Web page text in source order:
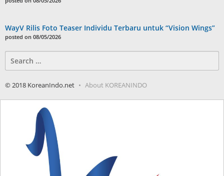
WayV Rilis Foto Teaser Individu Terbaru untuk “Vision Wings”
posted on 08/05/2026
for:
© 2018 KoreanIndo.net About KOREANINDO